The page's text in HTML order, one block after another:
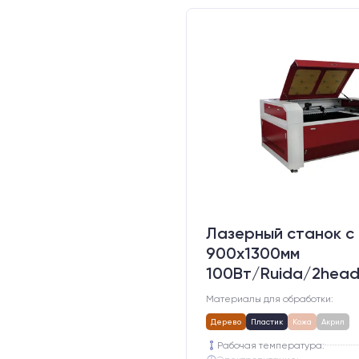
Лазерный станок c
900х1300мм
100Вт/Ruida/2head
Материалы для обработки:
Дерево Пластик Кожа Акрил
Рабочая температура: